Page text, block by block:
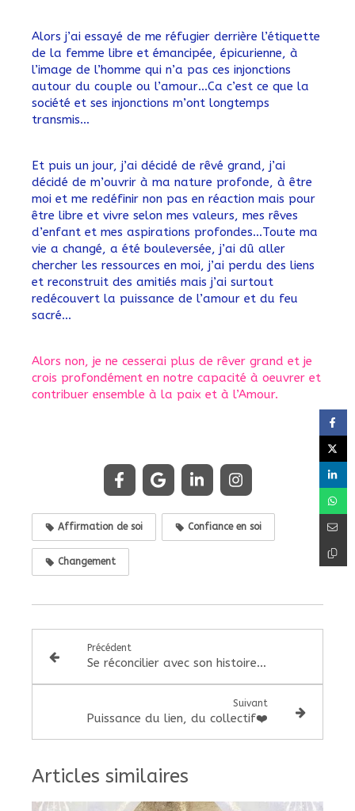
Alors j’ai essayé de me réfugier derrière l’étiquette
de la femme libre et émancipée, épicurienne, à
l’image de l’homme qui n’a pas ces injonctions
autour du couple ou l’amour…Ca c’est ce que la
société et ses injonctions m’ont longtemps
transmis…
Et puis un jour, j’ai décidé de rêvé grand, j’ai
décidé de m’ouvrir à ma nature profonde, à être
moi et me redéfinir non pas en réaction mais pour
être libre et vivre selon mes valeurs, mes rêves
d’enfant et mes aspirations profondes…Toute ma
vie a changé, a été bouleversée, j’ai dû aller
chercher les ressources en moi, j’ai perdu des liens
et reconstruit des amitiés mais j’ai surtout
redécouvert la puissance de l’amour et du feu
sacré…
Alors non, je ne cesserai plus de rêver grand et je
crois profondément en notre capacité à oeuvrer et
contribuer ensemble à la paix et à l’Amour.
Affirmation de soi Confiance en soi
Changement
Précédent
Se réconcilier avec son histoire familiale
Suivant
Puissance du lien, du collectif❤️
Articles similaires